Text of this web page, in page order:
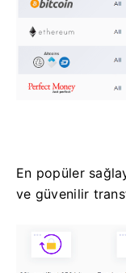
En popüler
ve güvenilir